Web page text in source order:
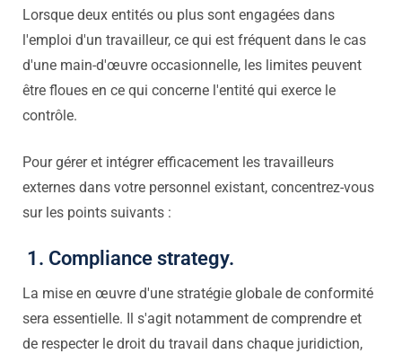
Lorsque deux entités ou plus sont engagées dans
l'emploi d'un travailleur, ce qui est fréquent dans le cas
d'une main-d'œuvre occasionnelle, les limites peuvent
être floues en ce qui concerne l'entité qui exerce le
contrôle.
Pour gérer et intégrer efficacement les travailleurs
externes dans votre personnel existant, concentrez-vous
sur les points suivants :
1. Compliance strategy.
La mise en œuvre d'une stratégie globale de conformité
sera essentielle. Il s'agit notamment de comprendre et
de respecter le droit du travail dans chaque juridiction,